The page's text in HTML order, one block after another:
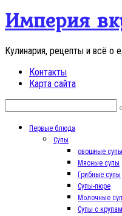
Перейти
контенту
Империя
Кулинария, рецепты и всё о
Контакты
Карта сайта
Первые блюда
Супы
овощные супы
Мясные супы
Грибные супы
Супы-пюре
Молочные
Супы с